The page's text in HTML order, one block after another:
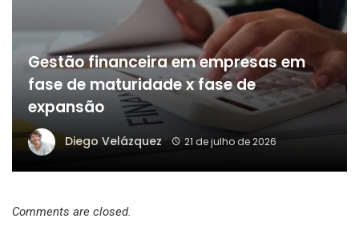
Gestão financeira em empresas em
fase de maturidade x fase de
expansão
Diego Velázquez 21 de julho de 2026
Comments are closed.